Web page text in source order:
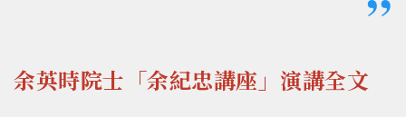
余英時院士「余紀忠講座」演講全文